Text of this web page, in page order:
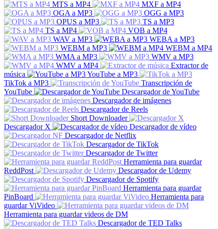
MTS a MP4
MXF a MP4
OGA a MP3
OGG a MP3
OPUS a MP3
TS a MP3
TS a MP4
VOB a MP4
WAV a MP3
WEBA a MP3
WEBM a MP3
WEBM a MP4
WMA a MP3
WMV a MP3
WMV a MP4
Extractor de
música
YouTube a MP3
TikTok a MP3
Transcripción de
YouTube
Descargador de YouTube
Descargador de imágenes
Descargador de Reels
Short Downloader
Descargador X
Descargador de vídeo
Descargador de Netflix
Descargador de TikTok
Descargador de Twitter
Herramienta para guardar
ReddPost
Descargador de Udemy
Descargador de Spotify
Herramienta para guardar
PinBoard
Herramienta para
guardar ViVideo
Herramienta para guardar videos de DM
Descargador de TED Talks